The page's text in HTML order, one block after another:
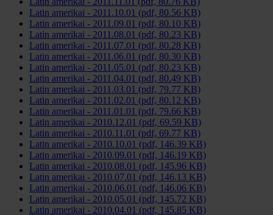
Latin amerikai - 2011.10.01 (pdf, 80.56 KB)
Latin amerikai - 2011.09.01 (pdf, 80.10 KB)
Latin amerikai - 2011.08.01 (pdf, 80.23 KB)
Latin amerikai - 2011.07.01 (pdf, 80.28 KB)
Latin amerikai - 2011.06.01 (pdf, 80.30 KB)
Latin amerikai - 2011.05.01 (pdf, 80.23 KB)
Latin amerikai - 2011.04.01 (pdf, 80.49 KB)
Latin amerikai - 2011.03.01 (pdf, 79.77 KB)
Latin amerikai - 2011.02.01 (pdf, 80.12 KB)
Latin amerikai - 2011.01.01 (pdf, 79.66 KB)
Latin amerikai - 2010.12.01 (pdf, 69.59 KB)
Latin amerikai - 2010.11.01 (pdf, 69.77 KB)
Latin amerikai - 2010.10.01 (pdf, 146.39 KB)
Latin amerikai - 2010.09.01 (pdf, 146.19 KB)
Latin amerikai - 2010.08.01 (pdf, 145.96 KB)
Latin amerikai - 2010.07.01 (pdf, 146.13 KB)
Latin amerikai - 2010.06.01 (pdf, 146.06 KB)
Latin amerikai - 2010.05.01 (pdf, 145.72 KB)
Latin amerikai - 2010.04.01 (pdf, 145.85 KB)